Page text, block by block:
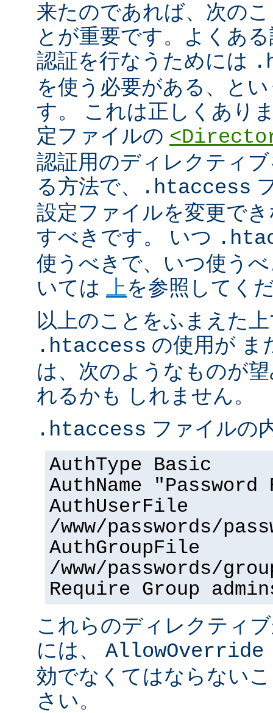
来たのであれば、次の
とが重要です。よくあ
認証を行なうためには
を使う必要がある、と
す。 これは正しくあり
定ファイルの
認証用のディレクティ
る方法で、
.htaccess
設定ファイルを変更で
すべきです。 いつ
使うべきで、いつ使う
いては
上 を参照してく
以上のことをふまえた
.htaccess の使用が ま
は、次のようなものが
れるかも しれません。
.htaccess ファイルの
AuthType Basic
AuthName
AuthUserFile
/www/passwords/
AuthGroupFile
/www/passwords/
Require Group
これらのディレクティ
には、 AllowOverride
効でなくてはならない
さい。